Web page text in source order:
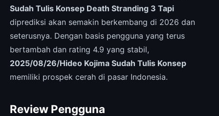
Sudah Tulis Konsep Death Stranding 3 Tapi
diprediksi akan semakin berkembang di 2026 dan
seterusnya. Dengan basis pengguna yang terus
bertambah dan rating 4.9 yang stabil,
2025/08/26/Hideo Kojima Sudah Tulis Konsep
memiliki prospek cerah di pasar Indonesia.
Review Pengguna